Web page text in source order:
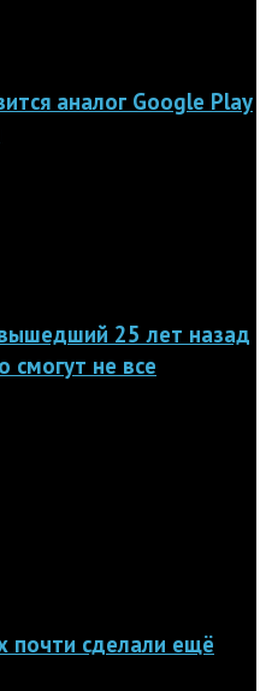
аналог Google Play
25 лет назад
смогут не все
почти сделали ещё